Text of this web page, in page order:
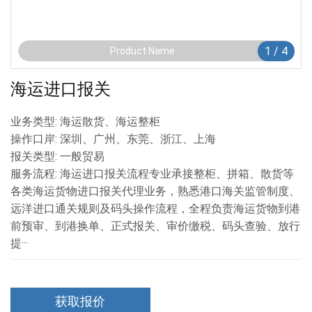
Product Name 1 / 4
海运进口报关
业务类型: 海运散货、海运整柜
操作口岸: 深圳、广州、东莞、浙江、上海
报关类型: 一般贸易
服务流程: 海运进口报关流程专业承接整柜、拼箱、散货等
各类海运货物进口报关代理业务，熟悉港口海关监管制度、
远洋进口通关规则及码头操作流程，全程负责海运货物到港
前预审、到港换单、正式报关、审价缴税、码头查验、放行
提···
获取报价